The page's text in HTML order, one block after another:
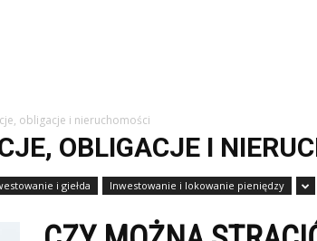
obligacje i nieruchomości
OBLIGACJE I
i giełda Inwestowanie i lokowanie pieniędzy